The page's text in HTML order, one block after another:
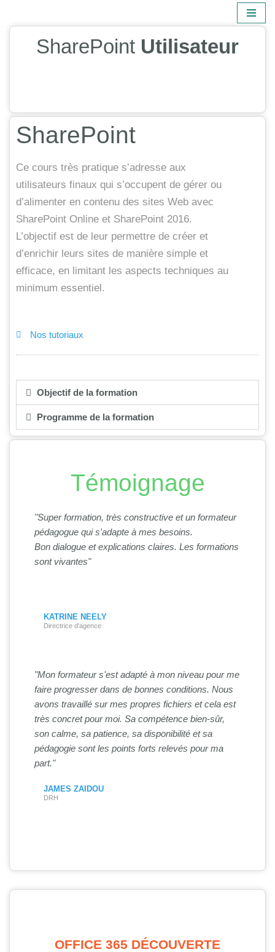
SharePoint Utilisateur
SharePoint
Ce cours très pratique s’adresse aux
utilisateurs finaux qui s’occupent de gérer ou
d’alimenter en contenu des sites Web avec
SharePoint Online et SharePoint 2016.
L’objectif est de leur permettre de créer et
d’enrichir leurs sites de manière simple et
efficace, en limitant les aspects techniques au
minimum essentiel.
Nos tutoriaux
Objectif de la formation
Programme de la formation
Témoignage
"Super formation, très constructive et un formateur
pédagogue qui s'adapte à mes besoins.
Bon dialogue et explications claires. Les formations
sont vivantes"
KATRINE NEELY
Directrice d'agence
"Mon formateur s'est adapté à mon niveau pour me
faire progresser dans de bonnes conditions. Nous
avons travaillé sur mes propres fichiers et cela est
très concret pour moi. Sa compétence bien-sûr,
son calme, sa patience, sa disponibilité et sa
pédagogie sont les points forts relevés pour ma
part."
JAMES ZAIDOU
DRH
OFFICE 365 DÉCOUVERTE